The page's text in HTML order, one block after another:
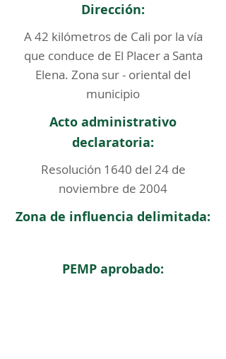
Dirección:
A 42 kilómetros de Cali por la vía
que conduce de El Placer a Santa
Elena. Zona sur - oriental del
municipio
Acto administrativo
declaratoria:
Resolución 1640 del 24 de
noviembre de 2004
Zona de influencia delimitada:
PEMP aprobado: